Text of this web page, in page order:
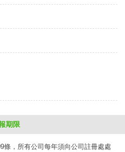
期限
條，所有公司每年須向公司註冊處處